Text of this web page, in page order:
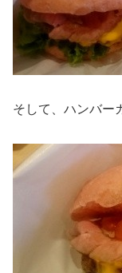
そして、ハンバー